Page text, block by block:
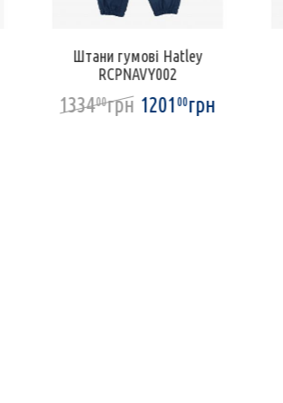
Штани гумові Hatley
RCPNAVY002
133400грн 1201 00грн